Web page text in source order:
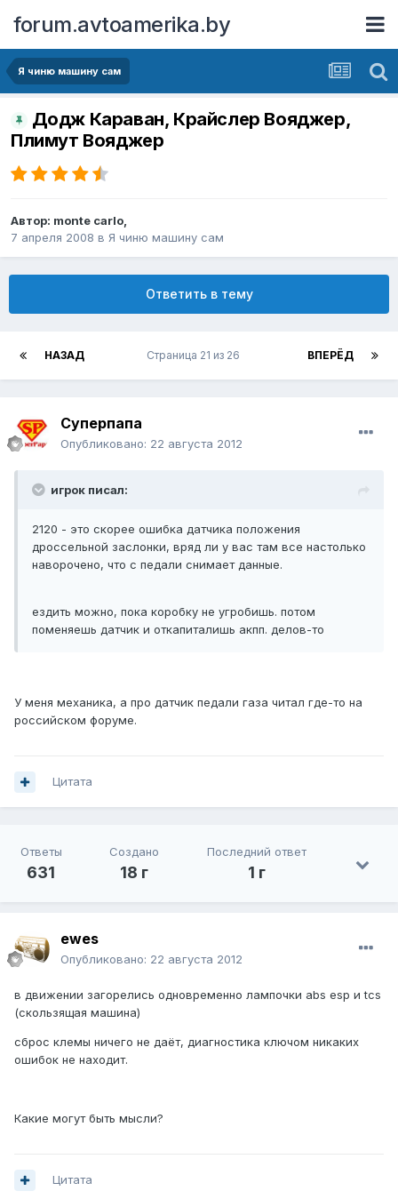
forum.avtoamerika.by
Я чиню машину сам
Додж Караван, Крайслер Вояджер,
Плимут Вояджер
Автор: monte carlo,
7 апреля 2008 в Я чиню машину сам
Ответить в тему
НАЗАД ВПЕРЁД
Страница 21 из 26
Суперпапа
Опубликовано: 22 августа 2012
игрок писал:
2120 - это скорее ошибка датчика положения
дроссельной заслонки, вряд ли у вас там все настолько
наворочено, что с педали снимает данные.
ездить можно, пока коробку не угробишь. потом
поменяешь датчик и откапиталишь акпп. делов-то
У меня механика, а про датчик педали газа читал где-то на
российском форуме.
Цитата
Ответы
631
Создано
18 г
Последний ответ
1 г
ewes
Опубликовано: 22 августа 2012
в движении загорелись одновременно лампочки abs esp и tcs
(скользящая машина)
сброс клемы ничего не даёт, диагностика ключом никаких
ошибок не находит.
Какие могут быть мысли?
Цитата